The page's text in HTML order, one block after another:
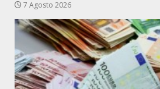
7 Agosto 2026